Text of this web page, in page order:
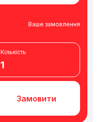
Ваше замовлення
Кількість
1
Замовити